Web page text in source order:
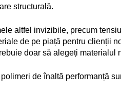
structurală.
altfel invizibile, precum
de pe piață pentru clienții
doar să alegeți materialul
de înaltă performanță